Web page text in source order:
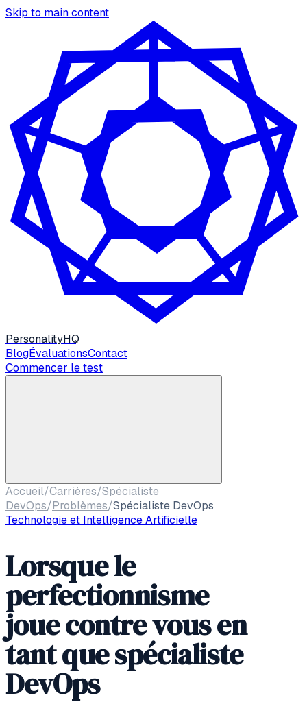
Skip to main content
PersonalityHQ
BlogÉvaluationsContact
Commencer le test
Accueil/Carrières/Spécialiste
DevOps/Problèmes/Spécialiste DevOps
Technologie et Intelligence Artificielle
Lorsque le
perfectionnisme
joue contre vous en
tant que spécialiste
DevOps